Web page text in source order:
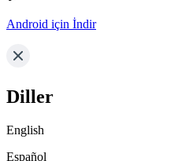
Android için İndir
Diller
English
Español